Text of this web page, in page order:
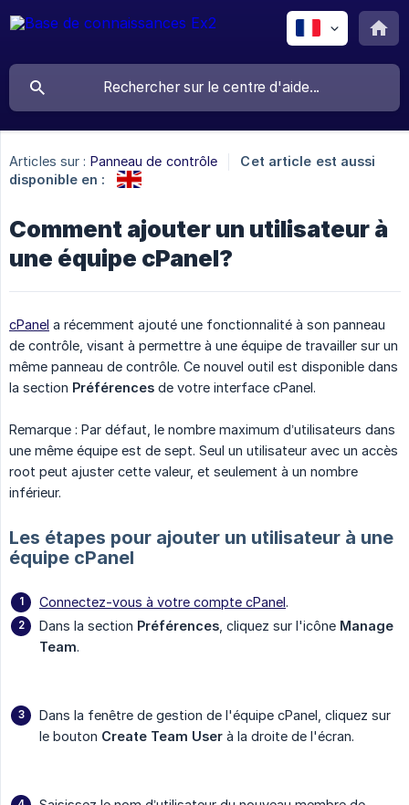
Articles sur : Panneau de contrôle
Cet article est aussi
disponible en :
Comment ajouter un utilisateur à
une équipe cPanel?
cPanel a récemment ajouté une fonctionnalité à son panneau
de contrôle, visant à permettre à une équipe de travailler sur un
même panneau de contrôle. Ce nouvel outil est disponible dans
la section Préférences de votre interface cPanel.
Remarque : Par défaut, le nombre maximum d’utilisateurs dans
une même équipe est de sept. Seul un utilisateur avec un accès
root peut ajuster cette valeur, et seulement à un nombre
inférieur.
Les étapes pour ajouter un utilisateur à une
équipe cPanel
Connectez-vous à votre compte cPanel.
Dans la section Préférences , cliquez sur l'icône Manage
Team.
Dans la fenêtre de gestion de l'équipe cPanel, cliquez sur
le bouton Create Team User à la droite de l'écran.